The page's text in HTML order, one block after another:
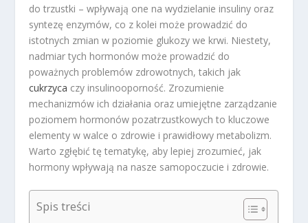
do trzustki – wpływają one na wydzielanie insuliny oraz
syntezę enzymów, co z kolei może prowadzić do
istotnych zmian w poziomie glukozy we krwi. Niestety,
nadmiar tych hormonów może prowadzić do
poważnych problemów zdrowotnych, takich jak
cukrzyca czy insulinooporność. Zrozumienie
mechanizmów ich działania oraz umiejętne zarządzanie
poziomem hormonów pozatrzustkowych to kluczowe
elementy w walce o zdrowie i prawidłowy metabolizm.
Warto zgłębić tę tematykę, aby lepiej zrozumieć, jak
hormony wpływają na nasze samopoczucie i zdrowie.
Spis treści